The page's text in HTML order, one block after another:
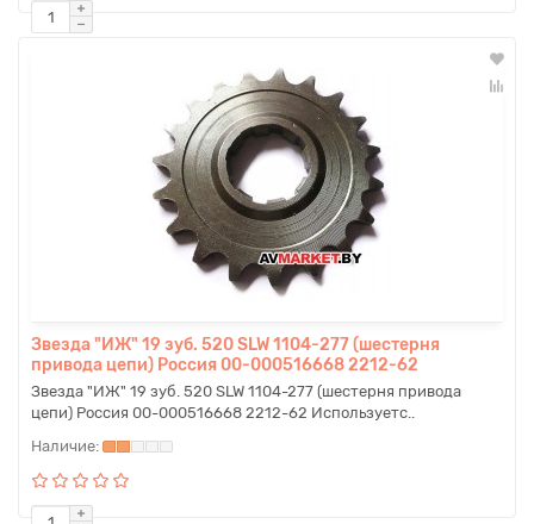
Звезда "ИЖ" 19 зуб. 520 SLW 1104-277 (шестерня
привода цепи) Россия 00-000516668 2212-62
Звезда "ИЖ" 19 зуб. 520 SLW 1104-277 (шестерня привода
цепи) Россия 00-000516668 2212-62 Используетс..